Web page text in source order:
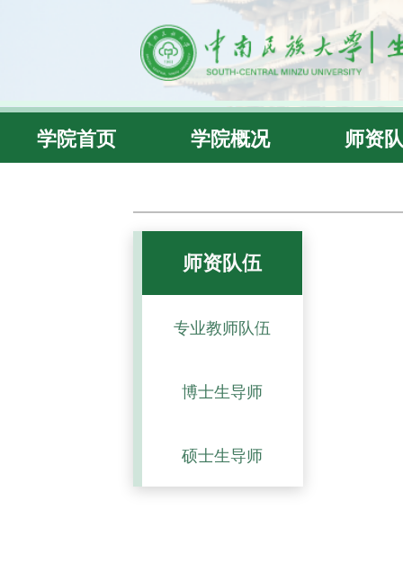
学院首页 学院概况 师资
师资队伍
专业教师队伍
博士生导师
硕士生导师